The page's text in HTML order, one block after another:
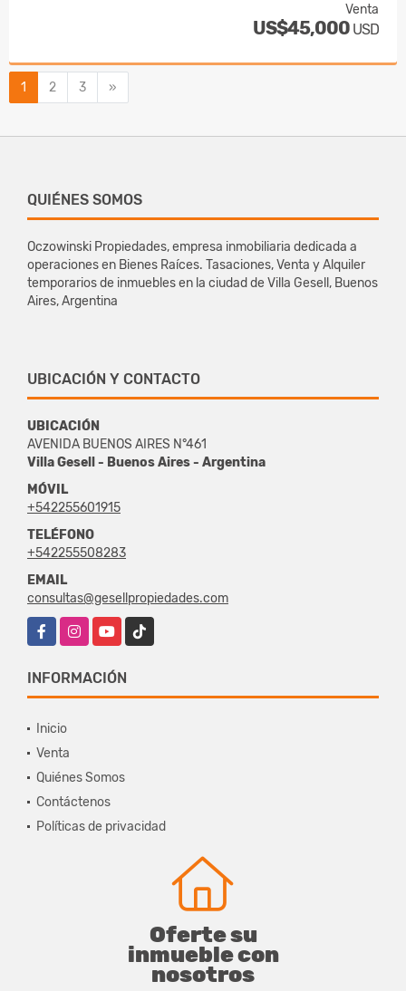
Venta
US$45,000 USD
1 2 3 »
QUIÉNES SOMOS
Oczowinski Propiedades, empresa inmobiliaria dedicada a
operaciones en Bienes Raíces. Tasaciones, Venta y Alquiler
temporarios de inmuebles en la ciudad de Villa Gesell, Buenos
Aires, Argentina
UBICACIÓN Y CONTACTO
UBICACIÓN
AVENIDA BUENOS AIRES N°461
Villa Gesell - Buenos Aires - Argentina
MÓVIL
+542255601915
TELÉFONO
+542255508283
EMAIL
consultas@gesellpropiedades.com
FacebookInstagramYouTubeTikTok
INFORMACIÓN
Inicio
Venta
Quiénes Somos
Contáctenos
Políticas de privacidad
Oferte su
inmueble con
nosotros